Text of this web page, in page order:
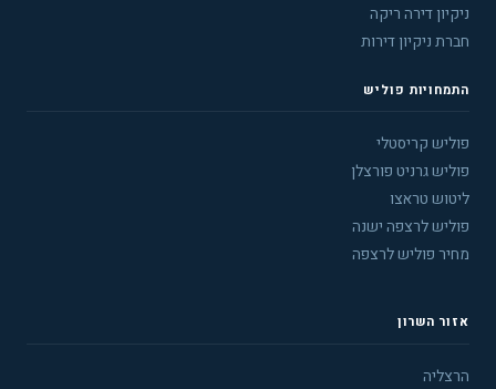
ניקיון דירה ריקה
חברת ניקיון דירות
התמחויות פוליש
פוליש קריסטלי
פוליש גרניט פורצלן
ליטוש טראצו
פוליש לרצפה ישנה
מחיר פוליש לרצפה
אזור השרון
הרצליה